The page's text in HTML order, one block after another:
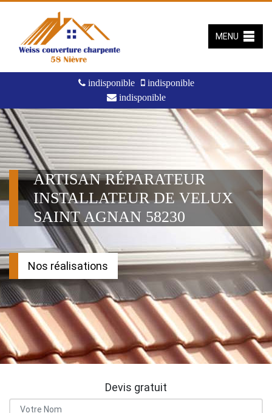
indisponible
indisponible
indisponible
MENU
ARTISAN RÉPARATEUR
INSTALLATEUR DE VELUX
SAINT AGNAN 58230
Nos réalisations
Devis gratuit